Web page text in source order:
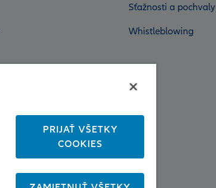
Sťažnosti a pochvaly
Whistleblowing
PRIJAŤ VŠETKY
COOKIES